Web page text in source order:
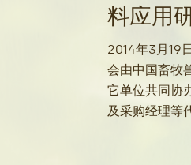
料应用
2014年3月19
会由中国畜牧
它单位共同协
及采购经理等